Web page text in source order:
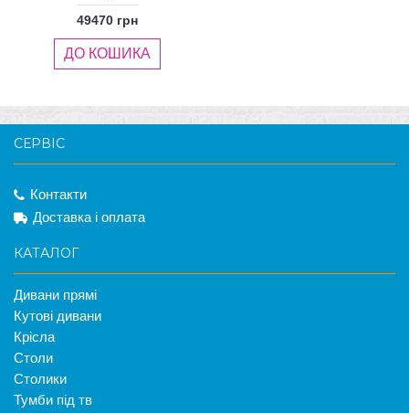
49470 грн
ДО КОШИКА
СЕРВІС
Контакти
Доставка і оплата
КАТАЛОГ
Дивани прямі
Кутові дивани
Крісла
Столи
Столики
Тумби під тв